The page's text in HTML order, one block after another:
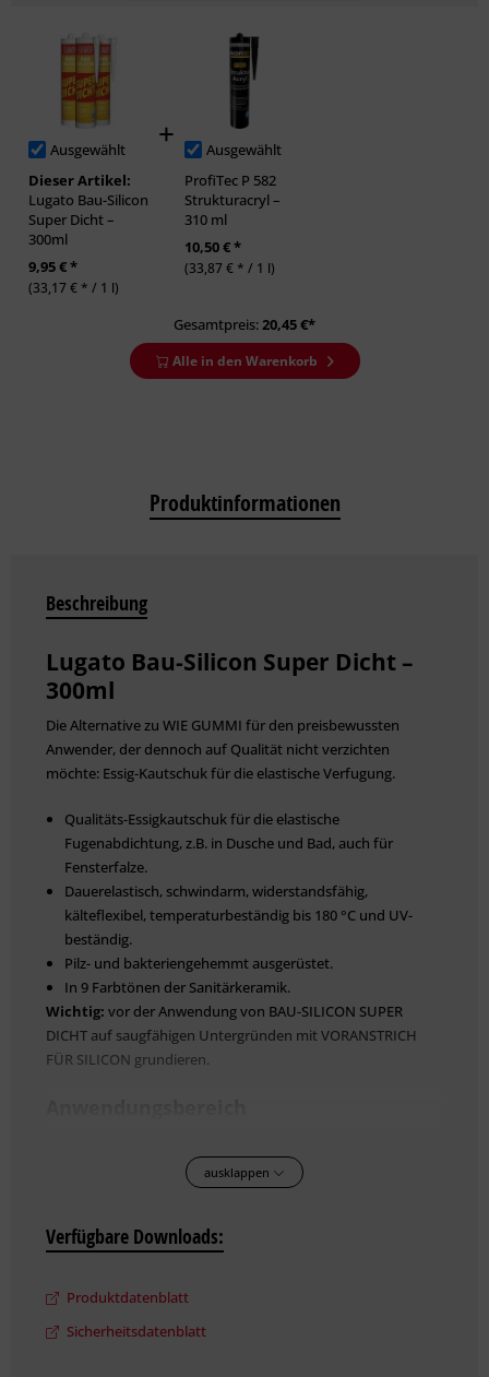
Ausgewählt
Dieser Artikel:
Lugato Bau-Silicon
Super Dicht –
300ml
9,95 € *
(33,17 € * / 1 l)
Ausgewählt
ProfiTec P 582
Strukturacryl –
310 ml
10,50 € *
(33,87 € * / 1 l)
Gesamtpreis:20,45€*
Alle in den Warenkorb
Produktinformationen
Beschreibung
Lugato Bau-Silicon Super Dicht –
300ml
Die Alternative zu WIE GUMMI für den preisbewussten
Anwender, der dennoch auf Qualität nicht verzichten
möchte: Essig-Kautschuk für die elastische Verfugung.
Qualitäts-Essigkautschuk für die elastische
Fugenabdichtung, z.B. in Dusche und Bad, auch für
Fensterfalze.
Dauerelastisch, schwindarm, widerstandsfähig,
kälteflexibel, temperaturbeständig bis 180 °C und UV-
beständig.
Pilz- und bakteriengehemmt ausgerüstet.
In 9 Farbtönen der Sanitärkeramik.
Wichtig: vor der Anwendung von BAU-SILICON SUPER
DICHT auf saugfähigen Untergründen mit VORANSTRICH
FÜR SILICON grundieren.
in Bad, Dusche, WC, Küche. Auch im Fahrzeug-, Glas-,
Boots-, Anlagenbau.
Innen und außen.
Vorbereitung
festhaftende Anstriche (durchgetrocknet, mind. 28 Tage alt),
ausklappen
Verfügbare Downloads:
Produktdatenblatt
Sicherheitsdatenblatt